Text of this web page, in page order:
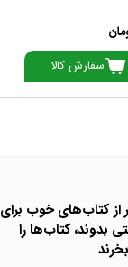
سفارش کالا
از کتاب‌های خوب برای
بدوند، کتاب‌ها را